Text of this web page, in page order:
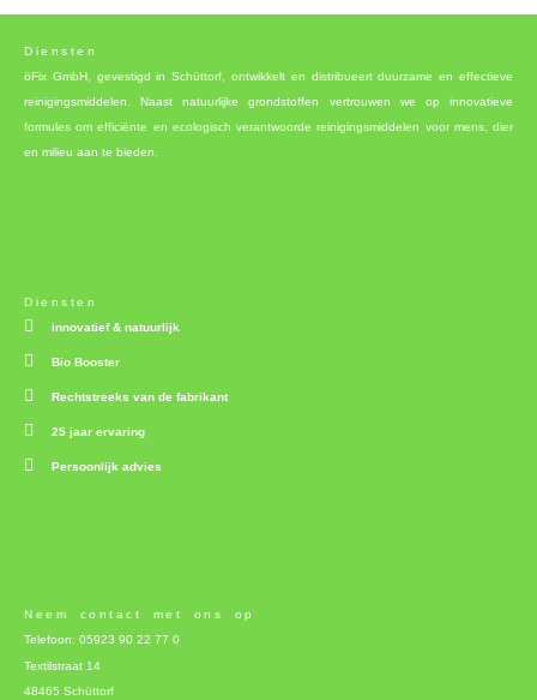
Diensten
öFix GmbH, gevestigd in Schüttorf, ontwikkelt en distribueert duurzame en effectieve
reinigingsmiddelen. Naast natuurlijke grondstoffen vertrouwen we op innovatieve
formules om efficiënte en ecologisch verantwoorde reinigingsmiddelen voor mens, dier
en milieu aan te bieden.
Diensten
innovatief & natuurlijk
Bio Booster
Rechtstreeks van de fabrikant
25 jaar ervaring
Persoonlijk advies
Neem contact met ons op
Telefoon: 05923 90 22 77 0
Textilstraat 14
48465 Schüttorf